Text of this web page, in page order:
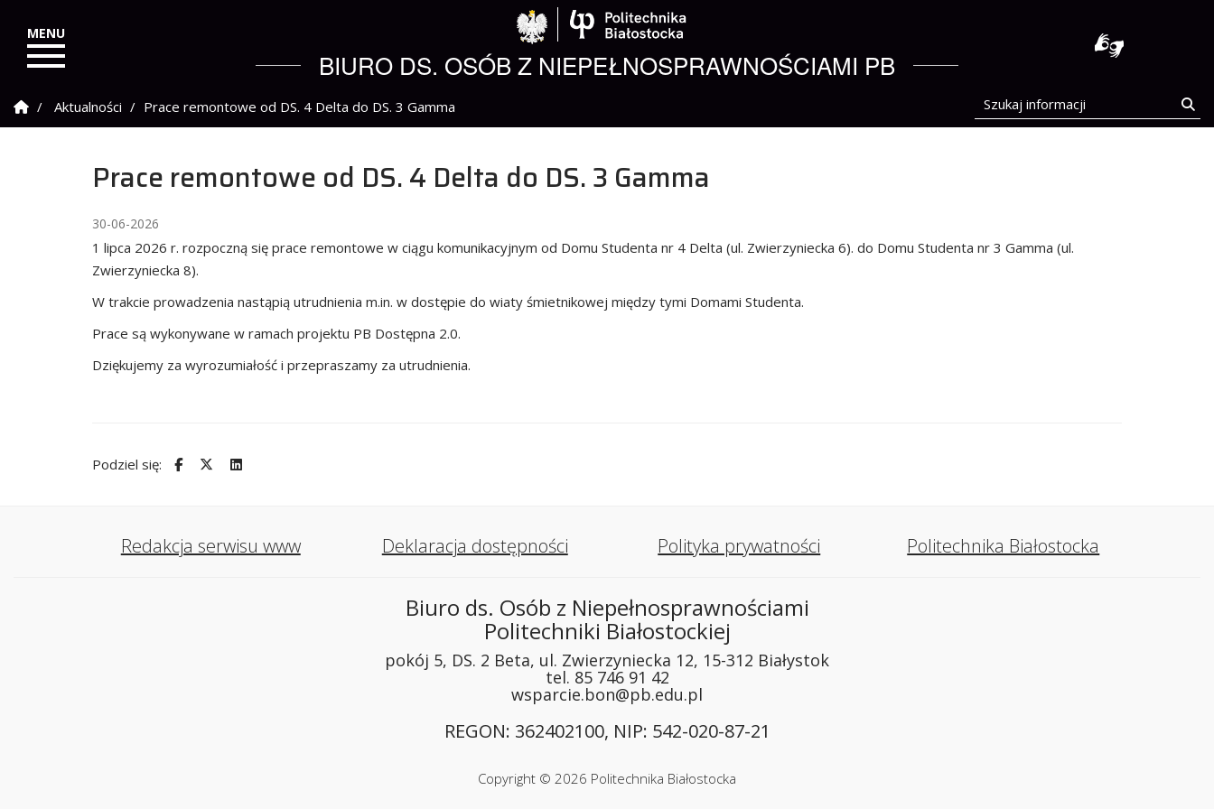
BIURO DS. OSÓB Z NIEPEŁNOSPRAWNOŚCIAMI PB
Strona Główna
Aktualności Prace remontowe od DS. 4 Delta do DS. 3 Gamma Szukaj informacji
Prace remontowe od DS. 4 Delta do DS. 3 Gamma
30-06-2026
1 lipca 2026 r. rozpoczną się prace remontowe w ciągu komunikacyjnym od Domu Studenta nr 4 Delta (ul. Zwierzyniecka 6). do Domu Studenta nr 3 Gamma (ul.
Zwierzyniecka 8).
W trakcie prowadzenia nastąpią utrudnienia m.in. w dostępie do wiaty śmietnikowej między tymi Domami Studenta.
Prace są wykonywane w ramach projektu PB Dostępna 2.0.
Dziękujemy za wyrozumiałość i przepraszamy za utrudnienia.
Podziel się:
Redakcja serwisu www Deklaracja dostępności Polityka prywatności Politechnika Białostocka
Biuro ds. Osób z Niepełnosprawnościami
Politechniki Białostockiej
pokój 5, DS. 2 Beta, ul. Zwierzyniecka 12, 15-312 Białystok
tel. 85 746 91 42
wsparcie.bon@pb.edu.pl
REGON: 362402100, NIP: 542-020-87-21
Copyright © 2026 Politechnika Białostocka